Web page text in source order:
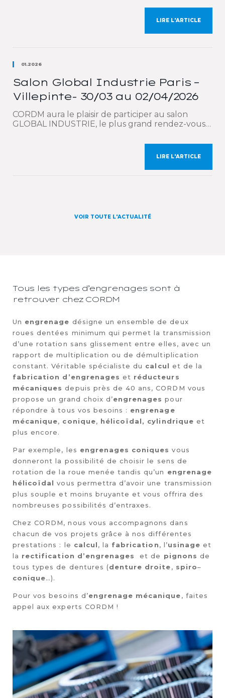
est le rendez-vous mondial incontournable des
acteurs de la défense et de la sécurité. À cette
expertise technique globale couvrant l’ensemble
LIRE L'ARTICLE
01.2026
Salon Global Industrie Paris –
Villepinte- 30/03 au 02/04/2026
CORDM aura le plaisir de participer au salon
GLOBAL INDUSTRIE, le plus grand rendez-vous
Parc des Expositions de Villepinte, du 30 mars au
2 avril 2026. À cette occasion, nous vous
spécialisés dans la fabrication d’engrenages ainsi
LIRE L'ARTICLE
VOIR TOUTE L'ACTUALITÉ
Tous les types d’engrenages sont à
retrouver chez CORDM
Un engrenage désigne un ensemble de deux
roues dentées minimum qui permet la transmission
d’une rotation sans glissement entre elles, avec un
rapport de multiplication ou de démultiplication
constant. Véritable spécialiste du calcul et de la
fabrication d’engrenages et réducteurs
mécaniques depuis près de 40 ans, CORDM vous
propose un grand choix d’engrenages pour
répondre à tous vos besoins : engrenage
mécanique, conique, hélicoïdal, cylindrique et
plus encore.
Par exemple, les engrenages coniques vous
donneront la possibilité de choisir le sens de
rotation de la roue menée tandis qu’un engrenage
hélicoïdalvous permettra d’avoir une transmission
plus souple et moins bruyante et vous offrira des
nombreuses possibilités d’entraxes.
Chez CORDM, nous vous accompagnons dans
chacun de vos projets grâce à nos différentes
prestations : le calcul, la fabrication, l’usinage et
la rectification d’engrenages et de pignons de
tous types de dentures (denture droite, spiro–
conique…).
Pour vos besoins d’engrenage mécanique, faites
appel aux experts CORDM !